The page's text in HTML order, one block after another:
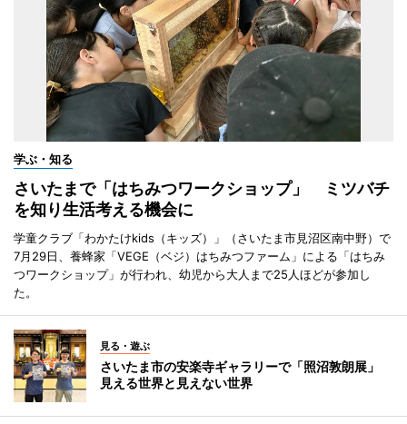
学ぶ・知る
さいたまで「はちみつワークショップ」 ミツバチ
を知り生活考える機会に
学童クラブ「わかたけkids（キッズ）」（さいたま市見沼区南中野）で
7月29日、養蜂家「VEGE（ベジ）はちみつファーム」による「はちみ
つワークショップ」が行われ、幼児から大人まで25人ほどが参加し
た。
見る・遊ぶ
さいたま市の安楽寺ギャラリーで「照沼敦朗展」
見える世界と見えない世界